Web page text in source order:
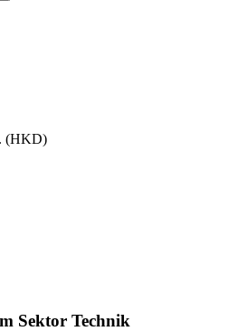
(HKD)
Sektor Technik